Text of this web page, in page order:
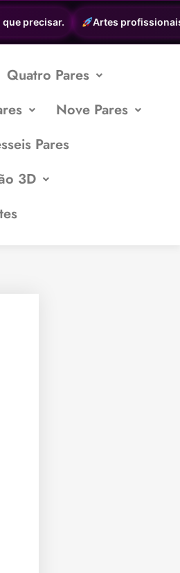
precisar. Artes profissionais
Quatro Pares
Nove Pares
Pares
3D